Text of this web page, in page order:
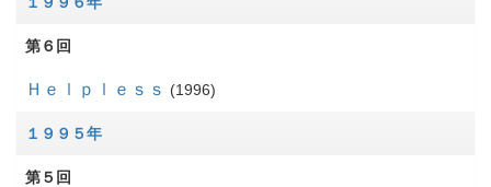
第６回
Ｈｅｌｐｌｅｓｓ 1996
１９９５年
第５回